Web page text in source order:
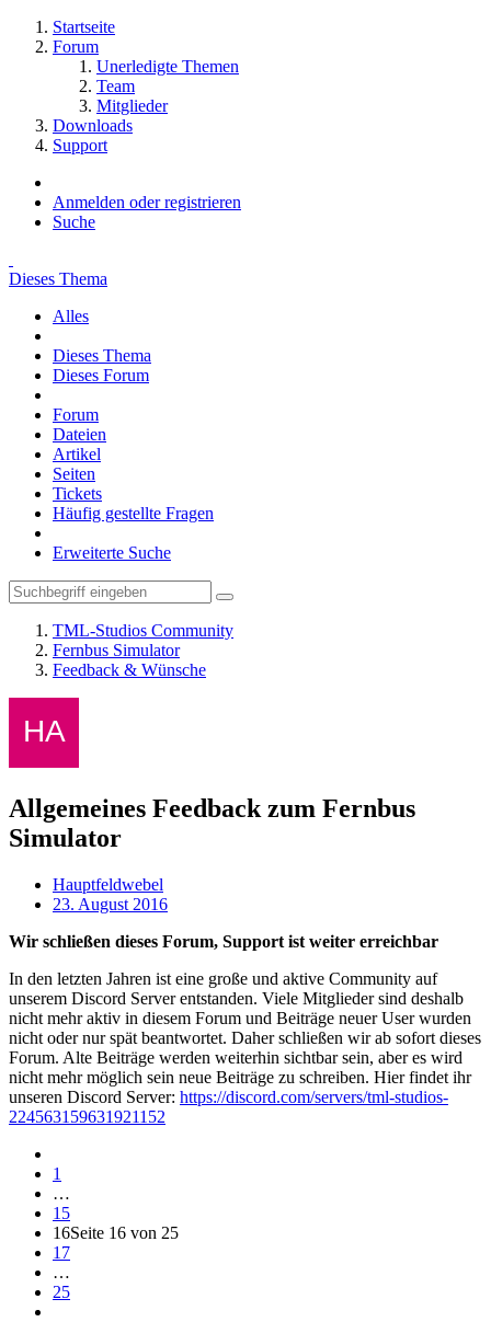
Startseite
Forum
Unerledigte Themen
Team
Mitglieder
Downloads
Support
Anmelden oder registrieren
Suche
Dieses Thema
Alles
Dieses Thema
Dieses Forum
Forum
Dateien
Artikel
Seiten
Tickets
Häufig gestellte Fragen
Erweiterte Suche
TML-Studios Community
Fernbus Simulator
Feedback & Wünsche
Allgemeines Feedback zum Fernbus
Simulator
Hauptfeldwebel
23. August 2016
Wir schließen dieses Forum, Support ist weiter erreichbar
In den letzten Jahren ist eine große und aktive Community auf
unserem Discord Server entstanden. Viele Mitglieder sind deshalb
nicht mehr aktiv in diesem Forum und Beiträge neuer User wurden
nicht oder nur spät beantwortet. Daher schließen wir ab sofort dieses
Forum. Alte Beiträge werden weiterhin sichtbar sein, aber es wird
nicht mehr möglich sein neue Beiträge zu schreiben. Hier findet ihr
unseren Discord Server: https://discord.com/servers/tml-studios-
224563159631921152
1
…
15
16Seite 16 von 25
17
…
25